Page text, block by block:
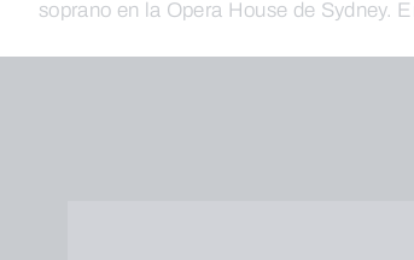
soprano en la Opera House de Sydney.